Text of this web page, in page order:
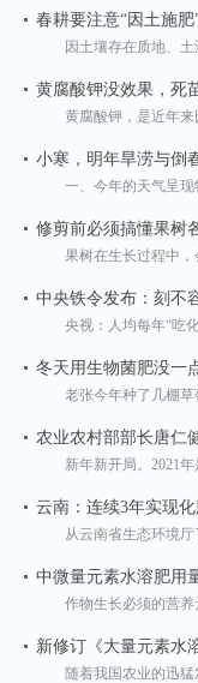
春耕要注意“因土施肥
因土壤存在质地、土温
黄腐酸钾没效果，死
黄腐酸钾，是近年来
小寒，明年旱涝与倒
一、今年的天气呈现
修剪前必须搞懂果树
果树在生长过程中，
中央铁令发布：刻不
央视：人均每年“吃化
冬天用生物菌肥没一
老张今年种了几棚草
农业农村部部长唐仁
新年新开局。2021年
云南：连续3年实现
从云南省生态环境厅了
中微量元素水溶肥用
作物生长必须的营养
新修订《大量元素水
随着我国农业的迅猛